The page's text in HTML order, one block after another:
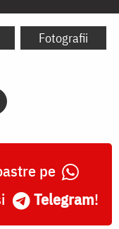
Fotografii
pe
Telegram!